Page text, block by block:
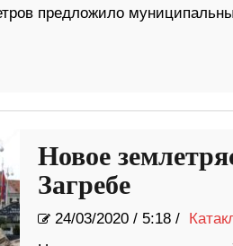
предложило
Новое
Загребе
24/03/2020/ 5:18 /